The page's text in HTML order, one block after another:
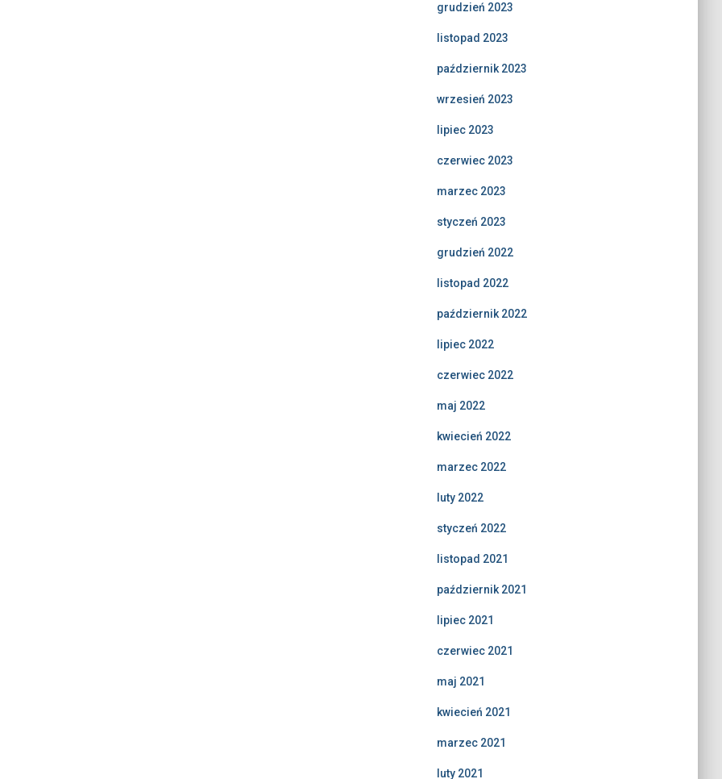
grudzień 2023
listopad 2023
październik 2023
wrzesień 2023
lipiec 2023
czerwiec 2023
marzec 2023
styczeń 2023
grudzień 2022
listopad 2022
październik 2022
lipiec 2022
czerwiec 2022
maj 2022
kwiecień 2022
marzec 2022
luty 2022
styczeń 2022
listopad 2021
październik 2021
lipiec 2021
czerwiec 2021
maj 2021
kwiecień 2021
marzec 2021
luty 2021